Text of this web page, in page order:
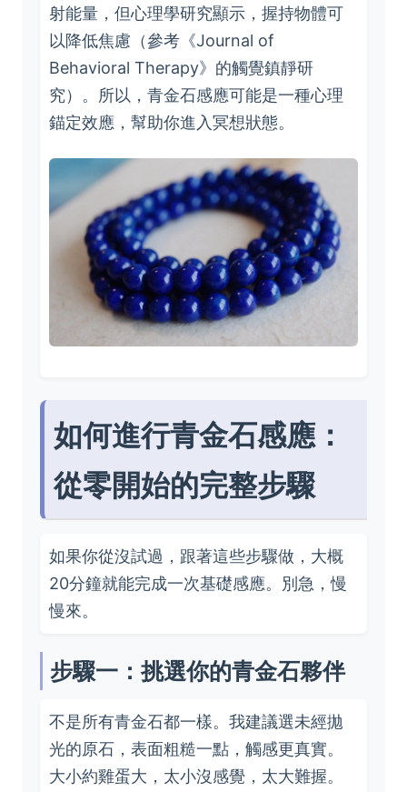
射能量，但心理學研究顯示，握持物體可
以降低焦慮（參考《Journal of
Behavioral Therapy》的觸覺鎮靜研
究）。所以，青金石感應可能是一種心理
錨定效應，幫助你進入冥想狀態。
如何進行青金石感應：
從零開始的完整步驟
如果你從沒試過，跟著這些步驟做，大概
20分鐘就能完成一次基礎感應。別急，慢
慢來。
步驟一：挑選你的青金石夥伴
不是所有青金石都一樣。我建議選未經拋
光的原石，表面粗糙一點，觸感更真實。
大小約雞蛋大，太小沒感覺，太大難握。